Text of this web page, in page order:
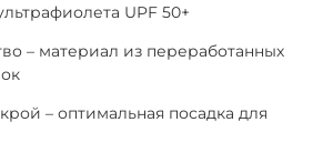
UPF 50+
– материал из переработанных
– оптимальная посадка для